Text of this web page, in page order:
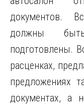
документов.
должны
подготовлены.
расценках,
предложениях
документах, а